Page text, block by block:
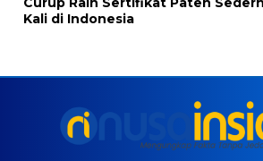
Kali di Indonesia